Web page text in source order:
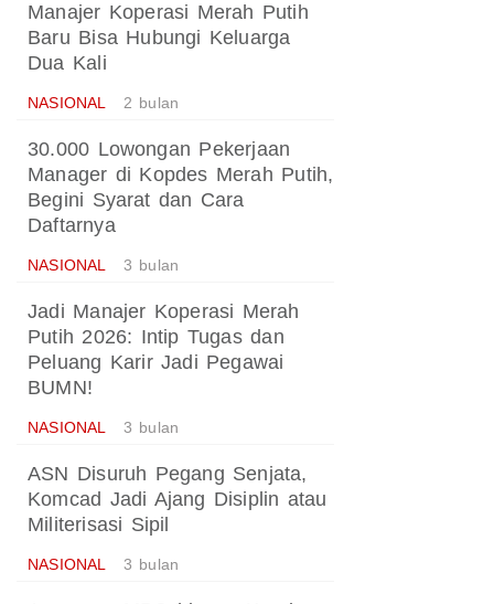
Manajer Koperasi Merah Putih
Baru Bisa Hubungi Keluarga
Dua Kali
NASIONAL 2 bulan
30.000 Lowongan Pekerjaan
Manager di Kopdes Merah Putih,
Begini Syarat dan Cara
Daftarnya
NASIONAL 3 bulan
Jadi Manajer Koperasi Merah
Putih 2026: Intip Tugas dan
Peluang Karir Jadi Pegawai
BUMN!
NASIONAL 3 bulan
ASN Disuruh Pegang Senjata,
Komcad Jadi Ajang Disiplin atau
Militerisasi Sipil
NASIONAL 3 bulan